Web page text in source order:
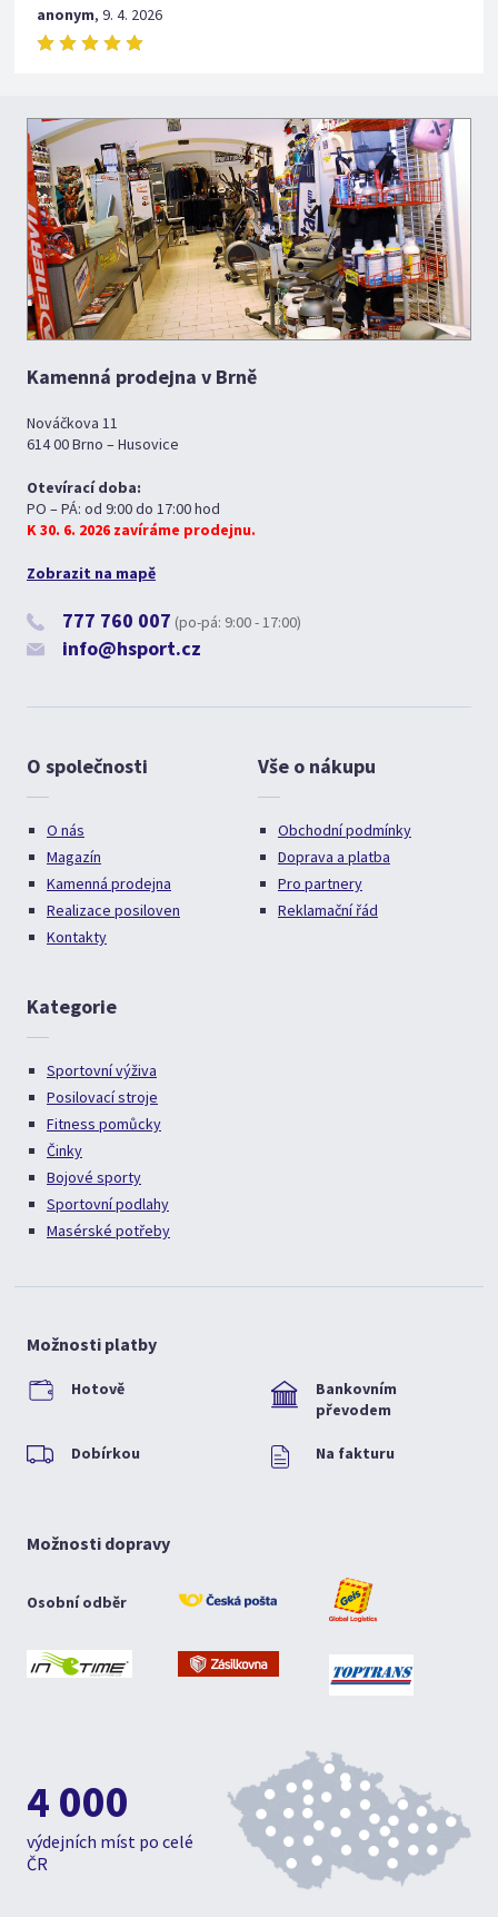
anonym,9. 4. 2026
Kamenná prodejna v Brně
Nováčkova 11
614 00 Brno – Husovice
Otevírací doba:
PO – PÁ: od 9:00 do 17:00 hod
K 30. 6. 2026 zavíráme prodejnu.
Zobrazit na mapě
777 760 007 (po-pá: 9:00 - 17:00)
info@hsport.cz
O společnosti
O nás
Magazín
Kamenná prodejna
Realizace posiloven
Kontakty
Vše o nákupu
Obchodní podmínky
Doprava a platba
Pro partnery
Reklamační řád
Kategorie
Sportovní výživa
Posilovací stroje
Fitness pomůcky
Činky
Bojové sporty
Sportovní podlahy
Masérské potřeby
Možnosti platby
Hotově
Bankovním
převodem
Dobírkou Na fakturu
Možnosti dopravy
Osobní odběr
4 000
výdejních míst po celé
ČR